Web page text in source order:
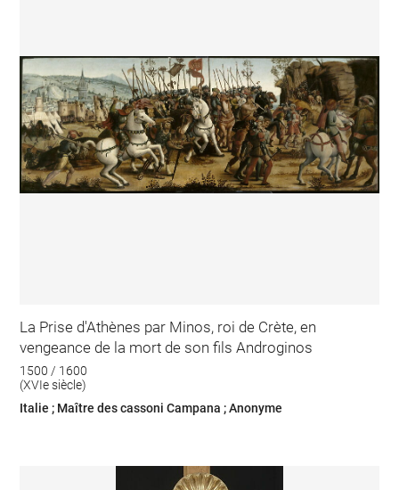
La Prise d'Athènes par Minos, roi de Crète, en
vengeance de la mort de son fils Androginos
1500 / 1600
(XVIe siècle)
Italie ; Maître des cassoni Campana ; Anonyme